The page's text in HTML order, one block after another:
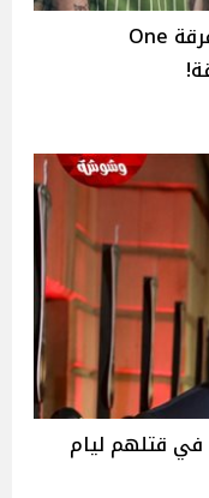
فريق Jonas Brothers يودّع نجم فرقة One
قتلهم ليام